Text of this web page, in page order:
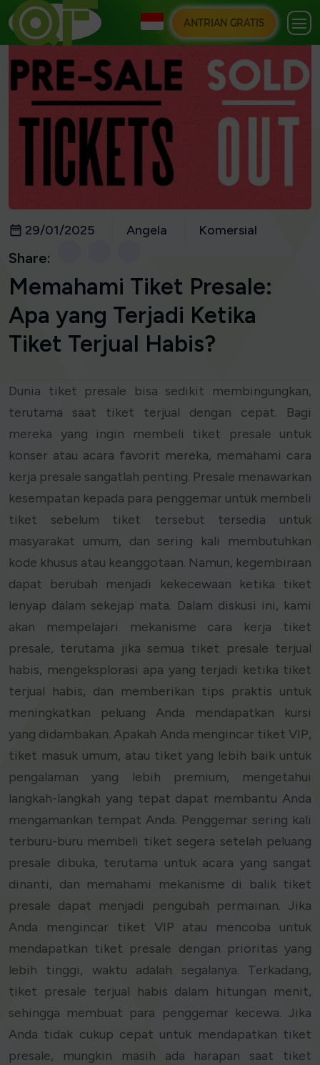
ANTRIAN GRATIS
29/01/2025 Angela Komersial
Share:
Memahami Tiket Presale:
Apa yang Terjadi Ketika
Tiket Terjual Habis?
Dunia tiket presale bisa sedikit membingungkan,
terutama saat tiket terjual dengan cepat. Bagi
mereka yang ingin membeli tiket presale untuk
konser atau acara favorit mereka, memahami cara
kerja presale sangatlah penting. Presale menawarkan
kesempatan kepada para penggemar untuk membeli
tiket sebelum tiket tersebut tersedia untuk
masyarakat umum, dan sering kali membutuhkan
kode khusus atau keanggotaan. Namun, kegembiraan
dapat berubah menjadi kekecewaan ketika tiket
lenyap dalam sekejap mata. Dalam diskusi ini, kami
akan mempelajari mekanisme cara kerja tiket
presale, terutama jika semua tiket presale terjual
habis, mengeksplorasi apa yang terjadi ketika tiket
terjual habis, dan memberikan tips praktis untuk
meningkatkan peluang Anda mendapatkan kursi
yang didambakan. Apakah Anda mengincar tiket VIP,
tiket masuk umum, atau tiket yang lebih baik untuk
pengalaman yang lebih premium, mengetahui
langkah-langkah yang tepat dapat membantu Anda
mengamankan tempat Anda. Penggemar sering kali
terburu-buru membeli tiket segera setelah peluang
presale dibuka, terutama untuk acara yang sangat
dinanti, dan memahami mekanisme di balik tiket
presale dapat menjadi pengubah permainan. Jika
Anda mengincar tiket VIP atau mencoba untuk
mendapatkan tiket presale dengan prioritas yang
lebih tinggi, waktu adalah segalanya. Terkadang,
tiket presale terjual habis dalam hitungan menit,
sehingga membuat para penggemar kecewa. Jika
Anda tidak cukup cepat untuk mendapatkan tiket
presale, mungkin masih ada harapan saat tiket